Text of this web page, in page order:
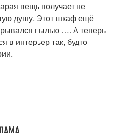
вещь получает не
душу. Этот шкаф ещё
пылью …. А теперь
в интерьер так, будто